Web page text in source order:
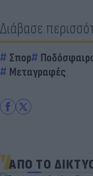
Διάβασε
Σπορ
Μεταγραφές
ΑΠΟ ΤΟ